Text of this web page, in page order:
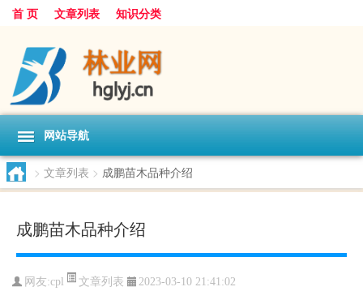
首 页 文章列表 知识分类
网站导航
> 文章列表 > 成鹏苗木品种介绍
成鹏苗木品种介绍
网友:cpl 文章列表 2023-03-10 21:41:02